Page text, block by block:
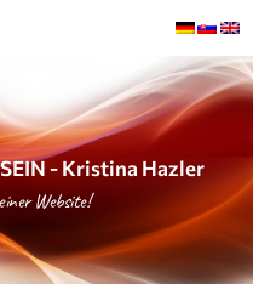
- Kristina Hazler
Website!